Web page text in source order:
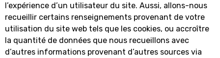
l’expérience d’un utilisateur du site. Aussi, allons-nous
recueillir certains renseignements provenant de votre
utilisation du site web tels que les cookies, ou accroître
la quantité de données que nous recueillons avec
d’autres informations provenant d’autres sources via